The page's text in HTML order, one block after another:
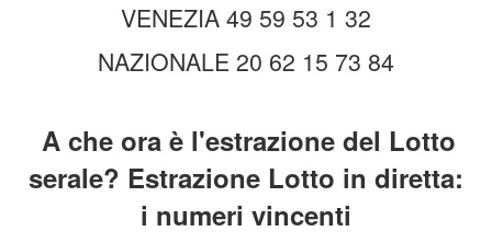
VENEZIA 49 59 53 1 32
NAZIONALE 20 62 15 73 84
A che ora è l'estrazione del Lotto
serale? Estrazione Lotto in diretta:
i numeri vincenti